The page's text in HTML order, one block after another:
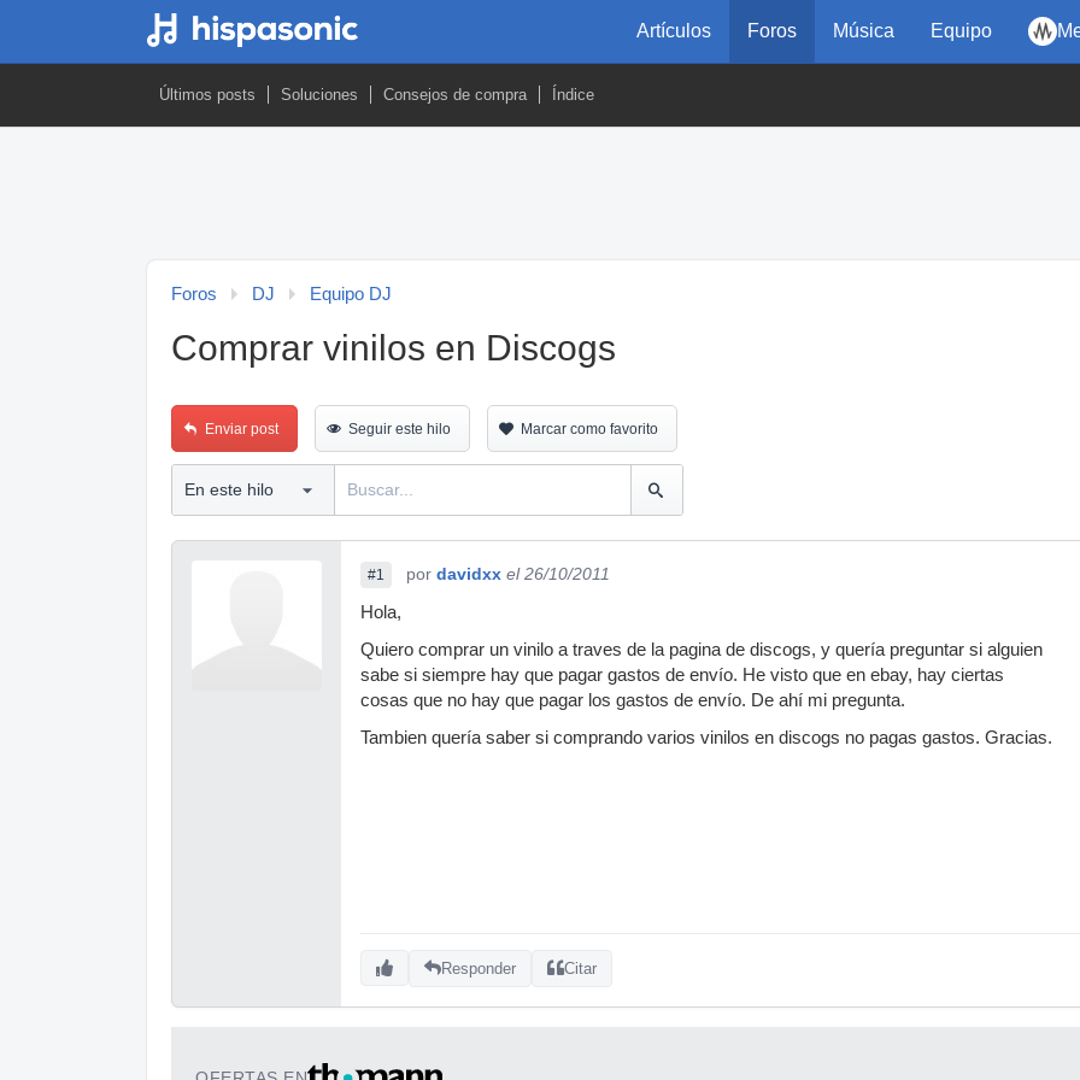
Artículos Foros Música Equipo
Últimos posts Soluciones Consejos de compra Índice
Foros DJ Equipo DJ
Comprar vinilos en Discogs
Enviar post Seguir este hilo Marcar como favorito
#1 por davidxx el 26/10/2011
Hola,
Quiero comprar un vinilo a traves de la pagina de discogs, y quería preguntar si alguien
sabe si siempre hay que pagar gastos de envío. He visto que en ebay, hay ciertas
cosas que no hay que pagar los gastos de envío. De ahí mi pregunta.
Tambien quería saber si comprando varios vinilos en discogs no pagas gastos. Gracias.
Responder Citar